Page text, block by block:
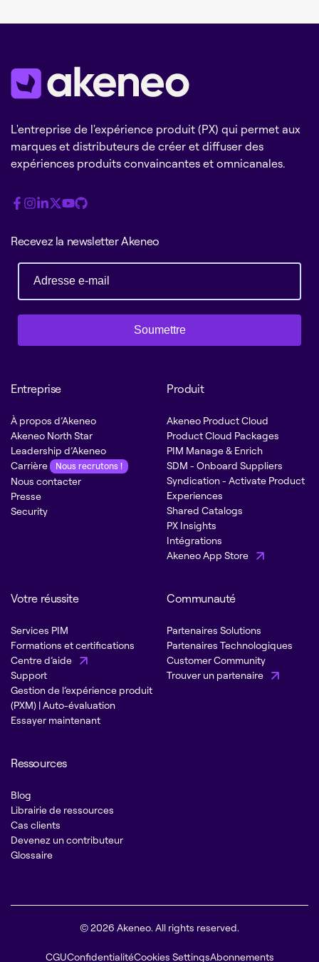
L'entreprise de l'expérience produit (PX) qui permet aux
marques et distributeurs de créer et diffuser des
expériences produits convaincantes et omnicanales.
Recevez la newsletter Akeneo
Soumettre
Entreprise
À propos d’Akeneo
Akeneo North Star
Leadership d’Akeneo
Carrière
Nous recrutons !
Nous contacter
Presse
Security
Produit
Akeneo Product Cloud
Product Cloud Packages
PIM Manage & Enrich
SDM - Onboard Suppliers
Syndication - Activate Product
Experiences
Shared Catalogs
PX Insights
Intégrations
Akeneo App Store
Votre réussite
Services PIM
Formations et certifications
Centre d’aide
Support
Gestion de l’expérience produit
(PXM) | Auto-évaluation
Essayer maintenant
Communauté
Partenaires Solutions
Partenaires Technologiques
Customer Community
Trouver un partenaire
Ressources
Blog
Librairie de ressources
Cas clients
Devenez un contributeur
Glossaire
© 2026 Akeneo. All rights reserved.
CGUConfidentialitéCookies SettingsAbonnements